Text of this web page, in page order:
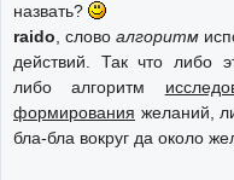
назвать?
raido, словоалгоритм
действий. Так что либо
либо алгоритм
формирования желаний,
бла-бла вокруг да около